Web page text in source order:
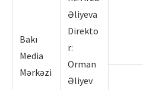
Bakı
Media
Mərkəzi
Əliyeva
Direkto
r:
Orman
Əliyev